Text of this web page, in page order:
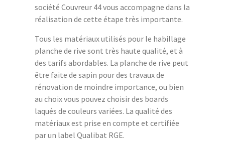
société Couvreur 44 vous accompagne dans la
réalisation de cette étape très importante.
Tous les matériaux utilisés pour le habillage
planche de rive sont très haute qualité, et à
des tarifs abordables. La planche de rive peut
être faite de sapin pour des travaux de
rénovation de moindre importance, ou bien
au choix vous pouvez choisir des boards
laqués de couleurs variées. La qualité des
matériaux est prise en compte et certifiée
par un label Qualibat RGE.